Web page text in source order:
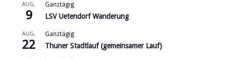
AUG.
9
Ganztägig
LSV Uetendorf Wanderung
AUG.
22
Ganztägig
Thuner Stadtlauf (gemeinsamer Lauf)